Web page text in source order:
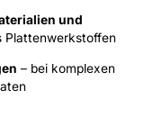
und
Plattenwerkstoffen
– bei komplexen